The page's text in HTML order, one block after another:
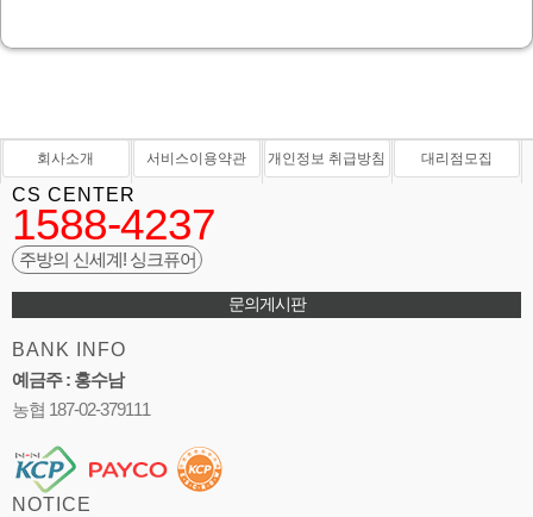
회사소개 서비스이용약관 개인정보 취급방침 대리점모집
CS CENTER
1588-4237
주방의 신세계! 싱크퓨어
문의게시판
BANK INFO
예금주 : 홍수남
농협 187-02-379111
NOTICE